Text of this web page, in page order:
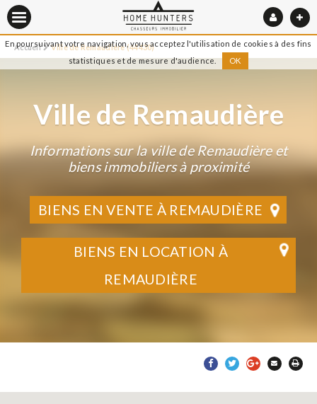
En poursuivant votre navigation, vous acceptez l'utilisation de cookies à des fins
statistiques et de mesure d'audience.
OK
Accueil Ville de Remaudière (44430)
Ville de Remaudière
Informations sur la ville de Remaudière et
biens immobiliers à proximité
BIENS EN VENTE À REMAUDIÈRE
BIENS EN LOCATION À
REMAUDIÈRE